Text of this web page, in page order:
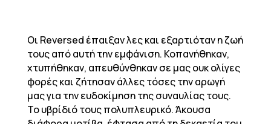
Οι Reversed έπαιξαν λες και εξαρτιόταν η ζωή
τους από αυτή την εμφάνιση. Κοπανήθηκαν,
χτυπήθηκαν, απευθύνθηκαν σε μας ουκ ολίγες
φορές και ζήτησαν άλλες τόσες την αρωγή
μας για την ευδοκίμηση της συναυλίας τους.
Το υβρίδιό τους πολυπλευρικό. Άκουσα